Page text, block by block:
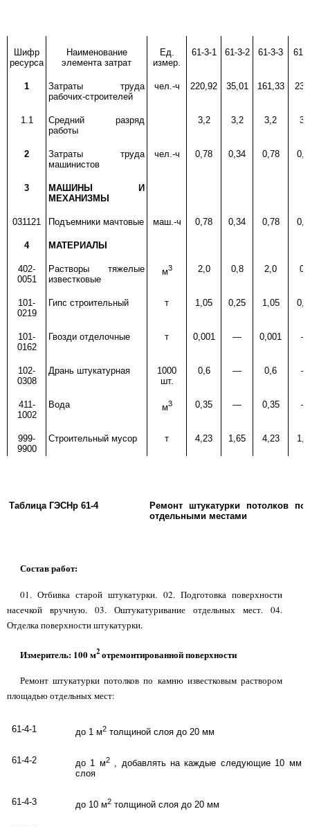
Шифр
ресурса
Наименование
элемента затрат
Ед.
измер.
61-3-1 61-3-2 61-3-3 61-
1
Затраты труда
рабочих-строителей
чел.-ч 220,92 35,01 161,33
1.1
Средний разряд
работы
3,2 3,2 3,2
2
Затраты труда
машинистов
чел.-ч 0,78 0,34 0,78
3
МАШИНЫ И
МЕХАНИЗМЫ
031121 Подъемники мачтовые маш.-ч 0,78 0,34 0,78
4 МАТЕРИАЛЫ
402-
0051
Растворы тяжелые
известковые
м3 2,0 0,8 2,0
101-
0219
Гипс строительный т 1,05 0,25 1,05
101-
0162
Гвозди отделочные т 0,001 — 0,001 —
102-
0308
Дрань штукатурная
1000
шт.
0,6 — 0,6 —
411-
1002
Вода м3 0,35 — 0,35 —
999-
9900
Строительный мусор т 4,23 1,65 4,23
Таблица ГЭСНр 61-4
Ремонт штукатурки потолков
отдельными местами
Состав работ:
01. Отбивка старой штукатурки. 02. Подготовка поверхности
насечкой вручную. 03. Оштукатуривание отдельных мест. 04.
Отделка поверхности штукатурки.
Измеритель: 100 м2отремонтированной поверхности
Ремонт штукатурки потолков по камню известковым раствором
площадью отдельных мест:
61-4-1 до 1 м2 толщиной слоя до 20 мм
61-4-2 до 1 м2, добавлять на каждые следующие 10 мм
слоя
61-4-3 до 10 м2 толщиной слоя до 20 мм